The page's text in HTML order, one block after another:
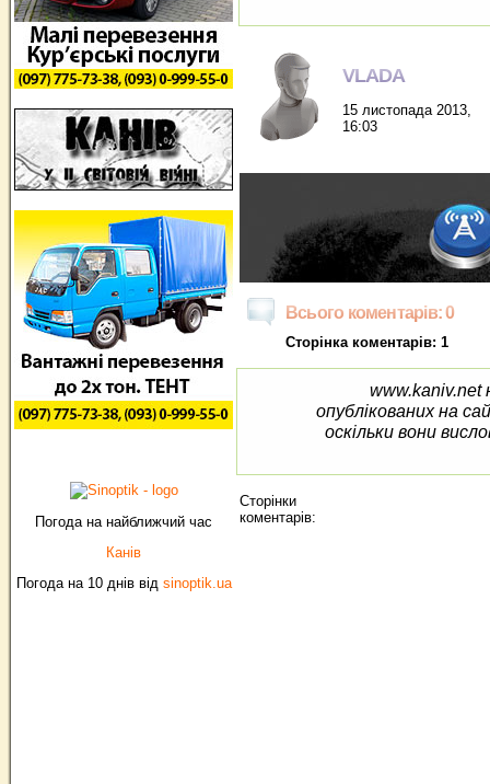
Погода на найближчий час
Канів
Погода на 10 днів від sinoptik.ua
VLADA
15 листопада 2013,
16:03
Всього коментарів: 0
Сторінка коментарів: 1
www.kaniv.net
опублікованих на
оскільки вони
Сторінки
коментарів: